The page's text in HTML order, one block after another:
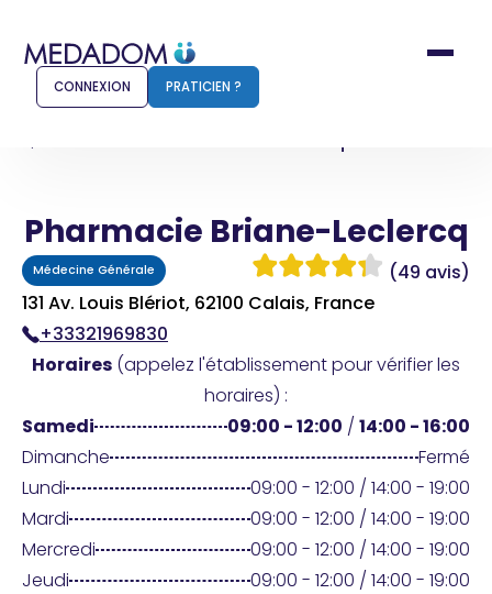
Comment ça marche ?
Pour les patients
Pharmacien
Connexion
Praticien ?
CONNEXION PRATICIEN ?
Pharmacie Briane-Leclercq
Pharmacie Briane-Leclercq
Médecine Générale
(49 avis)
131 Av. Louis Blériot, 62100 Calais, France
+33321969830
Horaires (appelez l'établissement pour vérifier les
horaires) :
Samedi
09:00 - 12:00 / 14:00 - 16:00
Dimanche
Fermé
Lundi
09:00 - 12:00 / 14:00 - 19:00
Mardi
09:00 - 12:00 / 14:00 - 19:00
Mercredi
09:00 - 12:00 / 14:00 - 19:00
Jeudi
09:00 - 12:00 / 14:00 - 19:00